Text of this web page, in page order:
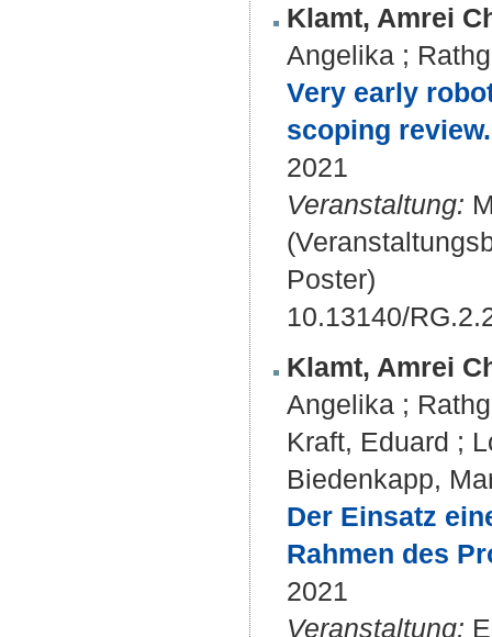
Klamt, Amrei
Angelika ;
Very early
scoping review.
2021
Veranstaltung:
Poster)
10.13140/
Klamt, Amrei
Angelika ;
Kraft, Eduard ;
Biedenkapp,
Der Einsatz
Rahmen des
2021
Veranstaltung: